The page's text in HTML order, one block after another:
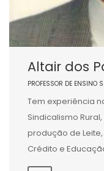
Altair dos
PROFESSOR DE ENSINO
Tem experiência
Sindicalismo
produção de
Crédito e